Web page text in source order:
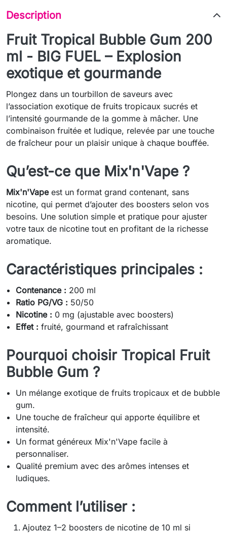
Description
Fruit Tropical Bubble Gum 200
ml - BIG FUEL – Explosion
exotique et gourmande
Plongez dans un tourbillon de saveurs avec
l’association exotique de fruits tropicaux sucrés et
l’intensité gourmande de la gomme à mâcher. Une
combinaison fruitée et ludique, relevée par une touche
de fraîcheur pour un plaisir unique à chaque bouffée.
Qu’est-ce que Mix'n'Vape ?
Mix'n'Vapeest un format grand contenant, sans
nicotine, qui permet d’ajouter des boosters selon vos
besoins. Une solution simple et pratique pour ajuster
votre taux de nicotine tout en profitant de la richesse
aromatique.
Caractéristiques principales :
Contenance : 200 ml
Ratio PG/VG : 50/50
Nicotinе : 0 mg (ajustable avec boosters)
Effet : fruité, gourmand et rafraîchissant
Pourquoi choisir Tropical Fruit
Bubble Gum ?
Un mélange exotique de fruits tropicaux et de bubble
gum.
Une touche de fraîcheur qui apporte équilibre et
intensité.
Un format généreux Mix'n'Vape facile à
personnaliser.
Qualité premium avec des arômes intenses et
ludiques.
Comment l’utiliser :
Ajoutez 1–2 boosters de nicotine de 10 ml si